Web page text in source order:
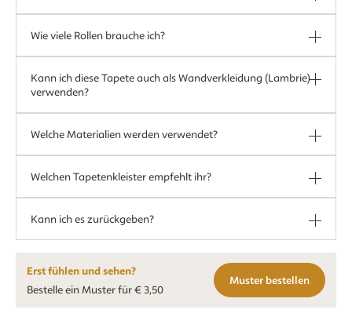
Wie viele Rollen brauche ich?
Kann ich diese Tapete auch als Wandverkleidung (Lambrie)
verwenden?
Welche Materialien werden verwendet?
Welchen Tapetenkleister empfehlt ihr?
Kann ich es zurückgeben?
Erst fühlen und sehen?
Bestelle ein Muster für € 3,50
Muster bestellen